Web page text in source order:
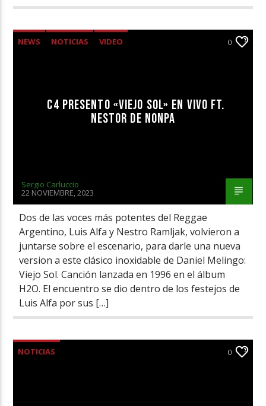
NEWS NOTICIAS VIDEO 0
C4 PRESENTO «VIEJO SOL» EN VIVO FT.
NESTOR DE NONPA
Sergio Carluccio
22 NOVIEMBRE, 2023
Dos de las voces más potentes del Reggae
Argentino, Luis Alfa y Nestro Ramljak, volvieron a
juntarse sobre el escenario, para darle una nueva
version a este clásico inoxidable de Daniel Melingo:
Viejo Sol. Canción lanzada en 1996 en el álbum
H2O. El encuentro se dio dentro de los festejos de
Luis Alfa por sus […]
NOTICIAS 0